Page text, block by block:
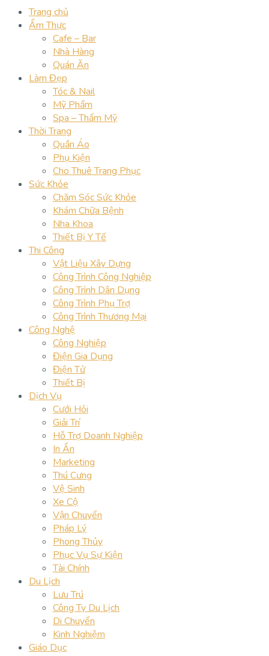
Trang chủ
Ẩm Thực
Cafe – Bar
Nhà Hàng
Quán Ăn
Làm Đẹp
Tóc & Nail
Mỹ Phẩm
Spa – Thẩm Mỹ
Thời Trang
Quần Áo
Phụ Kiện
Cho Thuê Trang Phục
Sức Khỏe
Chăm Sóc Sức Khỏe
Khám Chữa Bệnh
Nha Khoa
Thiết Bị Y Tế
Thi Công
Vật Liệu Xây Dựng
Công Trình Công Nghiệp
Công Trình Dân Dụng
Công Trình Phụ Trợ
Công Trình Thương Mại
Công Nghệ
Công Nghiệp
Điện Gia Dụng
Điện Tử
Thiết Bị
Dịch Vụ
Cưới Hỏi
Giải Trí
Hỗ Trợ Doanh Nghiệp
In Ấn
Marketing
Thú Cưng
Vệ Sinh
Xe Cộ
Vận Chuyển
Pháp Lý
Phong Thủy
Phục Vụ Sự Kiện
Tài Chính
Du Lịch
Lưu Trú
Công Ty Du Lịch
Di Chuyển
Kinh Nghiệm
Giáo Dục